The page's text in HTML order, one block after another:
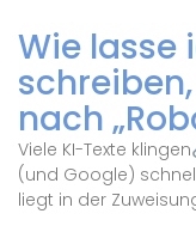
Wie lasse
nach
Viele KI-Texte klingen
(und Google)
liegt in der